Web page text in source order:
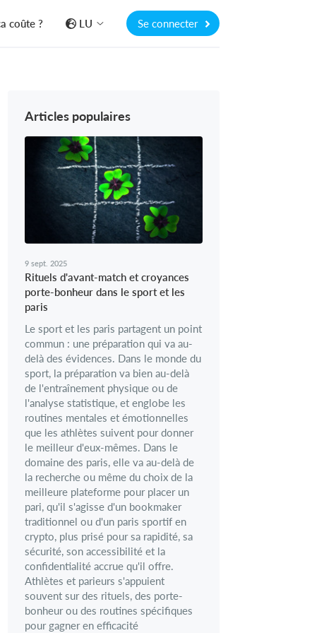
coûte ? LU Se connecter
Articles populaires
9 sept. 2025
Rituels d'avant-match et croyances
porte-bonheur dans le sport et les
paris
Le sport et les paris partagent un point
commun : une préparation qui va au-
delà des évidences. Dans le monde du
sport, la préparation va bien au-delà
de l'entraînement physique ou de
l'analyse statistique, et englobe les
routines mentales et émotionnelles
que les athlètes suivent pour donner
le meilleur d'eux-mêmes. Dans le
domaine des paris, elle va au-delà de
la recherche ou même du choix de la
meilleure plateforme pour placer un
pari, qu'il s'agisse d'un bookmaker
traditionnel ou d'un paris sportif en
crypto, plus prisé pour sa rapidité, sa
sécurité, son accessibilité et la
confidentialité accrue qu'il offre.
Athlètes et parieurs s'appuient
souvent sur des rituels, des porte-
bonheur ou des routines spécifiques
pour gagner en efficacité